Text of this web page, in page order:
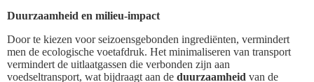
Duurzaamheid en milieu-impact
Door te kiezen voor seizoensgebonden ingrediënten, vermindert
men de ecologische voetafdruk. Het minimaliseren van transport
vermindert de uitlaatgassen die verbonden zijn aan
voedseltransport, wat bijdraagt aan de duurzaamheid van de